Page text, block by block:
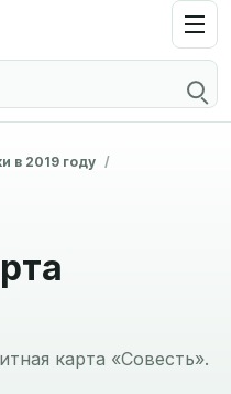
в 2019 году
карта «Совесть».